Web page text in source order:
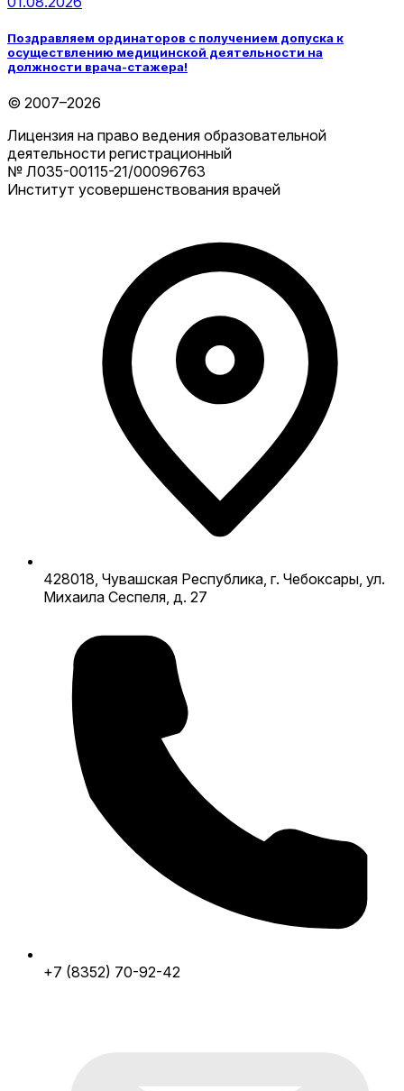
Поздравляем ординаторов с получением допуска к
осуществлению медицинской деятельности на
должности врача-стажера!
© 2007–2026
Лицензия на право ведения образовательной
деятельности регистрационный
№ Л035-00115-21/00096763
Институт усовершенствования врачей
428018, Чувашская Республика, г. Чебоксары, ул.
Михаила Сеспеля, д. 27
+7 (8352) 70-92-42